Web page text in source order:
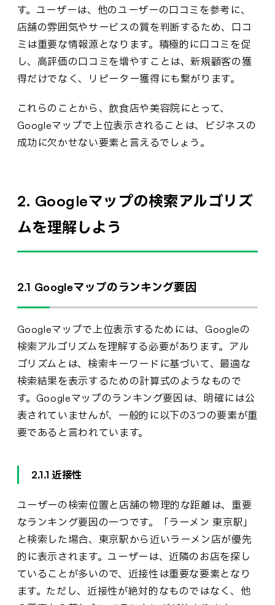
す。ユーザーは、他のユーザーの口コミを参考に、
店舗の雰囲気やサービスの質を判断するため、口コ
ミは重要な情報源となります。積極的に口コミを促
し、高評価の口コミを増やすことは、新規顧客の獲
得だけでなく、リピーター獲得にも繋がります。
これらのことから、飲食店や美容院にとって、
Googleマップで上位表示されることは、ビジネスの
成功に欠かせない要素と言えるでしょう。
2. Googleマップの検索アルゴリズ
ムを理解しよう
2.1 Googleマップのランキング要因
Googleマップで上位表示するためには、Googleの
検索アルゴリズムを理解する必要があります。アル
ゴリズムとは、検索キーワードに基づいて、最適な
検索結果を表示するための計算式のようなもので
す。Googleマップのランキング要因は、明確には公
表されていませんが、一般的に以下の3つの要素が重
要であると言われています。
2.1.1 近接性
ユーザーの検索位置と店舗の物理的な距離は、重要
なランキング要因の一つです。「ラーメン 東京駅」
と検索した場合、東京駅から近いラーメン店が優先
的に表示されます。ユーザーは、近隣のお店を探し
ていることが多いので、近接性は重要な要素となり
ます。ただし、近接性が絶対的なものではなく、他